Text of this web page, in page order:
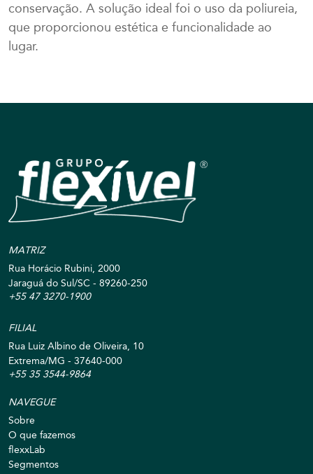
conservação. A solução ideal foi o uso da poliureia,
que proporcionou estética e funcionalidade ao
lugar.
MATRIZ
Rua Horácio Rubini, 2000
Jaraguá do Sul/SC - 89260-250
+55 47 3270-1900
FILIAL
Rua Luiz Albino de Oliveira, 10
Extrema/MG - 37640-000
+55 35 3544-9864
NAVEGUE
Sobre
O que fazemos
flexxLab
Segmentos